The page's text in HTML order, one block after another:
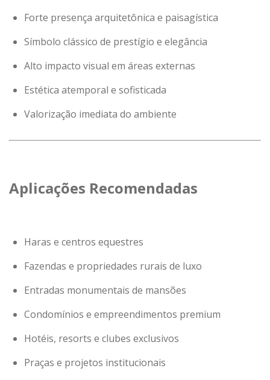
Forte presença arquitetônica e paisagística
Símbolo clássico de prestígio e elegância
Alto impacto visual em áreas externas
Estética atemporal e sofisticada
Valorização imediata do ambiente
Aplicações Recomendadas
Haras e centros equestres
Fazendas e propriedades rurais de luxo
Entradas monumentais de mansões
Condomínios e empreendimentos premium
Hotéis, resorts e clubes exclusivos
Praças e projetos institucionais